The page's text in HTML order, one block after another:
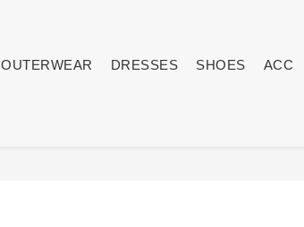
OUTERWEAR DRESSES SHOES ACC